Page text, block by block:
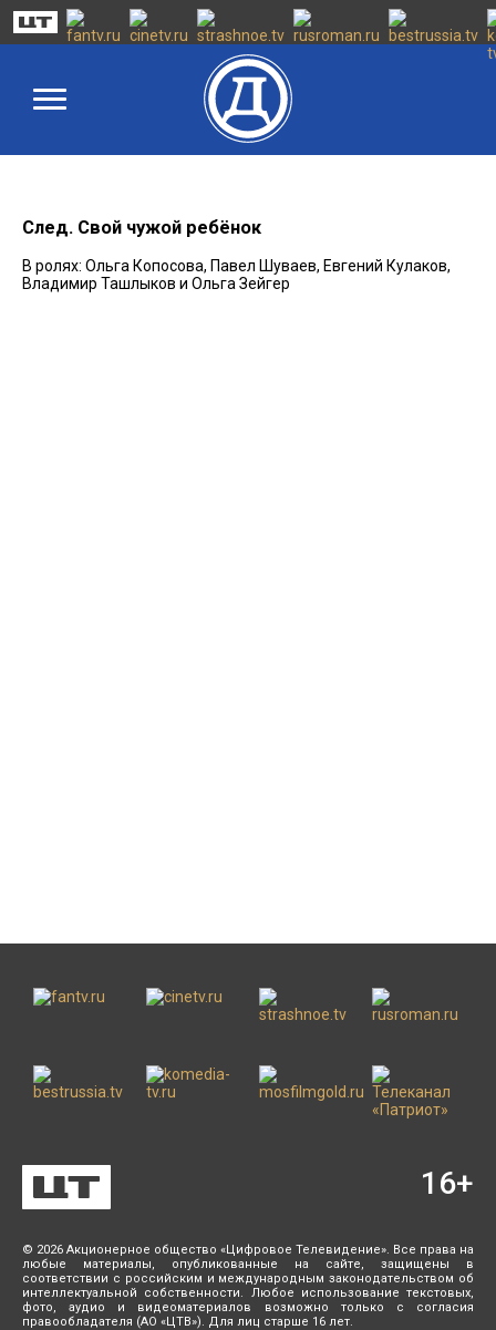
След. Свой чужой ребёнок
В ролях: Ольга Копосова, Павел Шуваев, Евгений Кулаков,
Владимир Ташлыков и Ольга Зейгер
© 2026 Акционерное общество «Цифровое Телевидение». Все права на
любые материалы, опубликованные на сайте, защищены в
соответствии с российским и международным законодательством об
интеллектуальной собственности. Любое использование текстовых,
фото, аудио и видеоматериалов возможно только с согласия
правообладателя (АО «ЦТВ»). Для лиц старше 16 лет.
16+